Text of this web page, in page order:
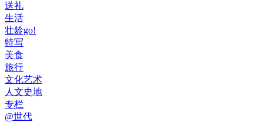
送礼
生活
壮龄go!
特写
美食
旅行
文化艺术
人文史地
专栏
@世代